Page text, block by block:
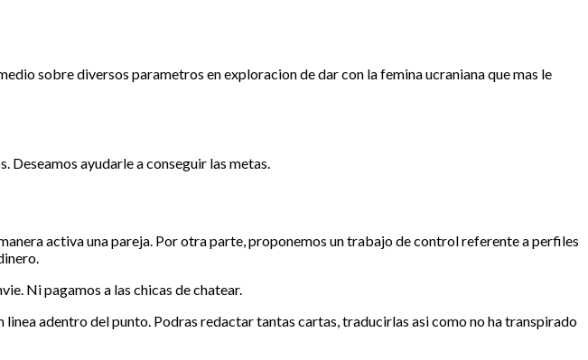
sobre diversos parametros en exploracion de dar con la femina ucraniana que mas le
ayudarle a conseguir las metas.
activa una pareja. Por otra parte, proponemos un trabajo de control referente a perfiles
Ni pagamos a las chicas de chatear.
adentro del punto. Podras redactar tantas cartas, traducirlas asi­ como no ha transpirado